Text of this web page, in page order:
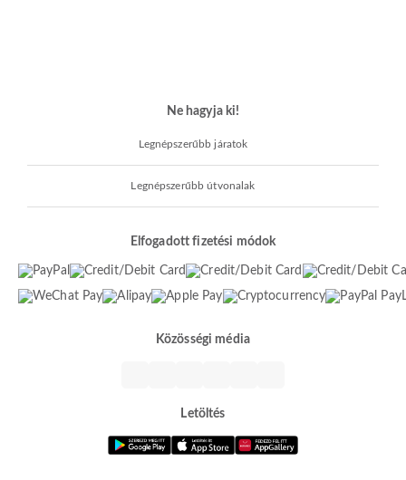
Ne hagyja ki!
Legnépszerűbb járatok
Legnépszerűbb útvonalak
Elfogadott fizetési módok
Közösségi média
Letöltés